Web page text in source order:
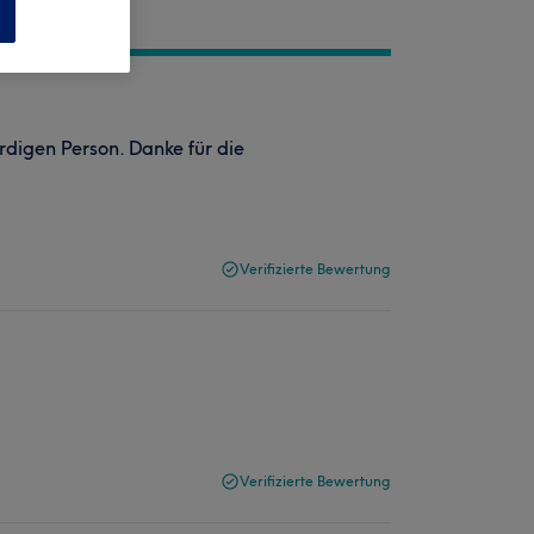
Person. Danke für die
Verifizierte Bewertung
Verifizierte Bewertung